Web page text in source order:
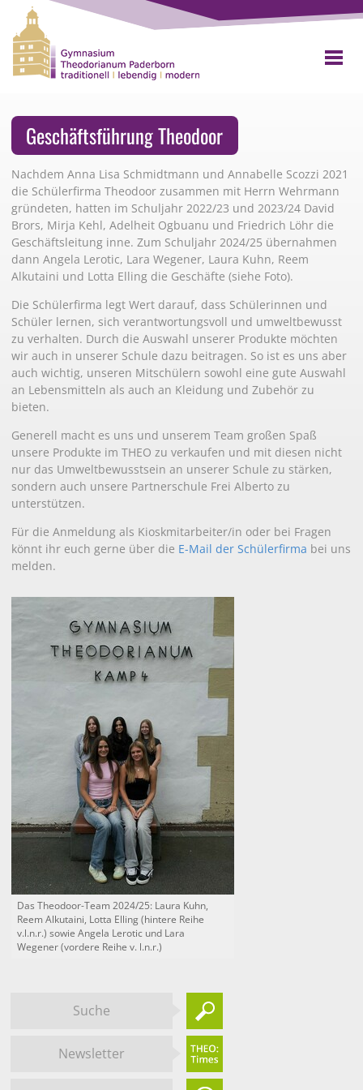
Geschäftsführung Theodoor
Nachdem Anna Lisa Schmidtmann und Annabelle Scozzi 2021
die Schülerfirma Theodoor zusammen mit Herrn Wehrmann
gründeten, hatten im Schuljahr 2022/23 und 2023/24 David
Brors, Mirja Kehl, Adelheit Ogbuanu und Friedrich Löhr die
Geschäftsleitung inne. Zum Schuljahr 2024/25 übernahmen
dann Angela Lerotic, Lara Wegener, Laura Kuhn, Reem
Alkutaini und Lotta Elling die Geschäfte (siehe Foto).
Die Schülerfirma legt Wert darauf, dass Schülerinnen und
Schüler lernen, sich verantwortungsvoll und umweltbewusst
zu verhalten. Durch die Auswahl unserer Produkte möchten
wir auch in unserer Schule dazu beitragen. So ist es uns aber
auch wichtig, unseren Mitschülern sowohl eine gute Auswahl
an Lebensmitteln als auch an Kleidung und Zubehör zu
bieten.
Generell macht es uns und unserem Team großen Spaß
unsere Produkte im THEO zu verkaufen und mit diesen nicht
nur das Umweltbewusstsein an unserer Schule zu stärken,
sondern auch unsere Partnerschule Frei Alberto zu
unterstützen.
Für die Anmeldung als Kioskmitarbeiter/in oder bei Fragen
könnt ihr euch gerne über die E-Mail der Schülerfirma bei uns
melden.
Das Theodoor-Team 2024/25: Laura Kuhn,
Reem Alkutaini, Lotta Elling (hintere Reihe
v.l.n.r.) sowie Angela Lerotic und Lara
Wegener (vordere Reihe v. l.n.r.)
Suche
Newsletter